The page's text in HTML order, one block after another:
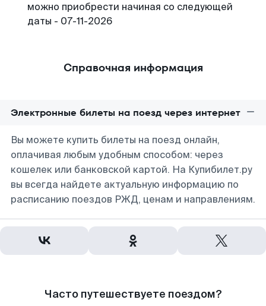
можно приобрести начиная со следующей
даты - 07-11-2026
Справочная информация
Электронные билеты на поезд через интернет
Вы можете купить билеты на поезд онлайн,
оплачивая любым удобным способом: через
кошелек или банковской картой. На Купибилет.ру
вы всегда найдете актуальную информацию по
расписанию поездов РЖД, ценам и направлениям.
Часто путешествуете поездом?